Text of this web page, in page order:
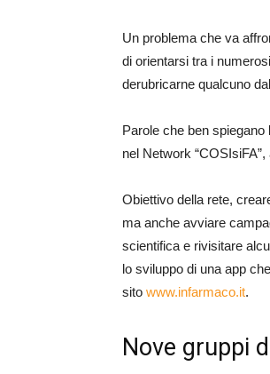
Un problema che va
di orientarsi tra i
derubricarne qualcuno
Parole che ben
nel Network
Obiettivo della rete,
ma anche avviare
scientifica e rivisitare
lo sviluppo di una app
sito www.infarmaco.it.
Nove gruppi